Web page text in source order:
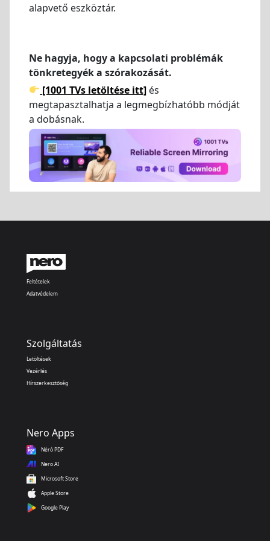
alapvető eszköztár.
Ne hagyja, hogy a kapcsolati problémák
tönkretegyék a szórakozását.
[1001 TVs letöltése itt] és
megtapasztalhatja a legmegbízhatóbb módját
a dobásnak.
Feltételek
Adatvédelem
Szolgáltatás
Letöltések
Vezérlés
Hírszerkesztőség
Nero Apps
Néró PDF
Nero AI
Microsoft Store
Apple Store
Google Play